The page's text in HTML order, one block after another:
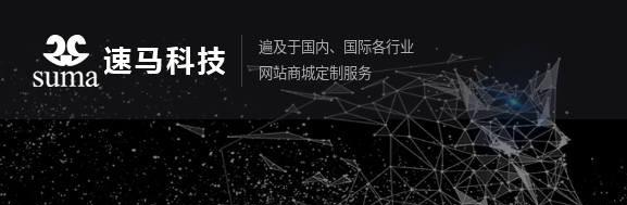
遍及于国内、国际各行业
网站商城定制服务